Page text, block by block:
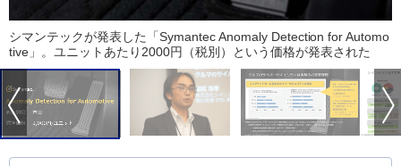
シマンテックが発表した「Symantec Anomaly Detection for Automo
tive」。ユニットあたり2000円（税別）という価格が発表された